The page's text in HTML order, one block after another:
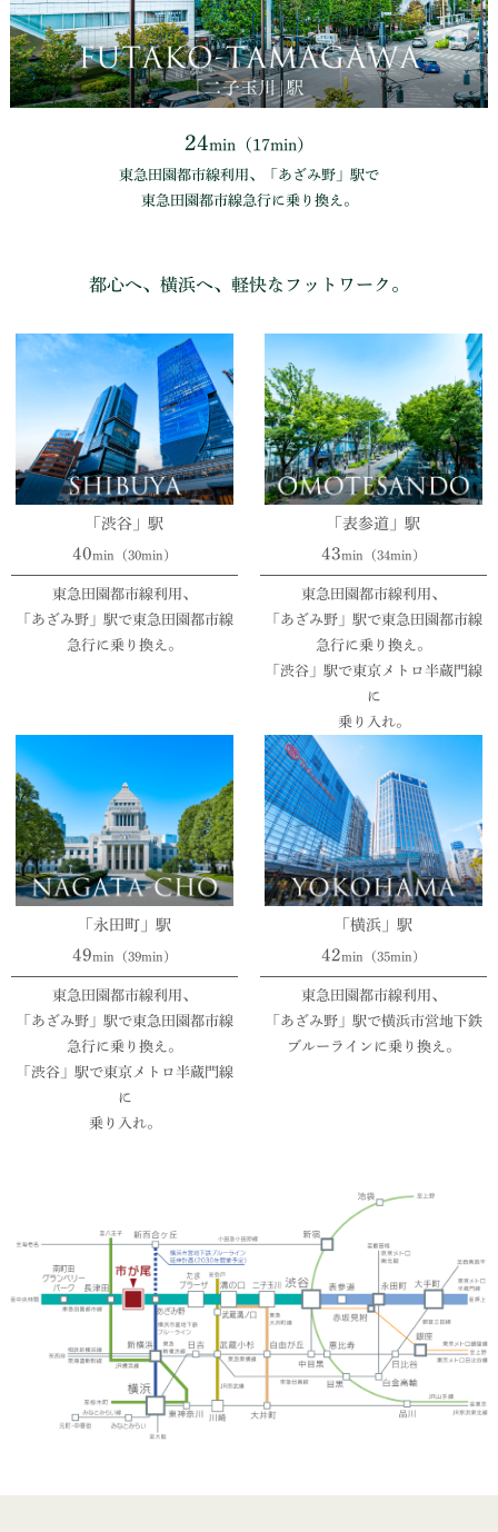
24min（17min）
東急⽥園都市線利⽤、「あざみ野」駅で
東急⽥園都市線急⾏に乗り換え。
都心へ、横浜へ、軽快なフットワーク。
「渋谷」駅
40min（30min）
東急⽥園都市線利⽤、
「あざみ野」駅で東急⽥園都市線
急⾏に乗り換え。
「表参道」駅
43min（34min）
東急⽥園都市線利⽤、
「あざみ野」駅で東急⽥園都市線
急⾏に乗り換え。
「渋谷」駅で東京メトロ半蔵門線
に
乗り入れ。
「永田町」駅
49min（39min）
東急⽥園都市線利⽤、
「あざみ野」駅で東急⽥園都市線
急⾏に乗り換え。
「渋谷」駅で東京メトロ半蔵門線
に
乗り入れ。
「横浜」駅
42min（35min）
東急田園都市線利用、
「あざみ野」駅で横浜市営地下鉄
ブルーラインに乗り換え。